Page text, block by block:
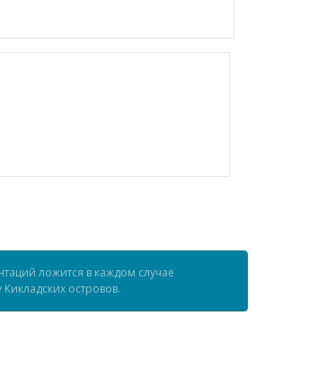
ложится в каждом случае
островов.